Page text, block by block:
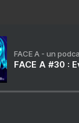
FACE A - un
FACE A #30 :